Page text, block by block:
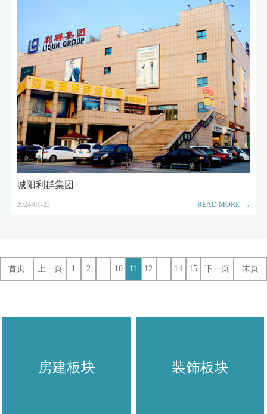
城阳利群集团
READ MORE →
2024-01-22
首页 上一页 1 2 10 11 12 14 15 下一页 末页
房建板块 装饰板块